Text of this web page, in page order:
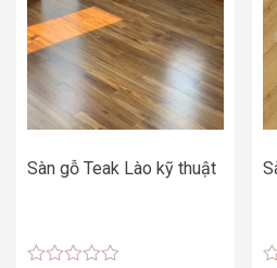
Sàn gỗ Teak Lào kỹ thuật